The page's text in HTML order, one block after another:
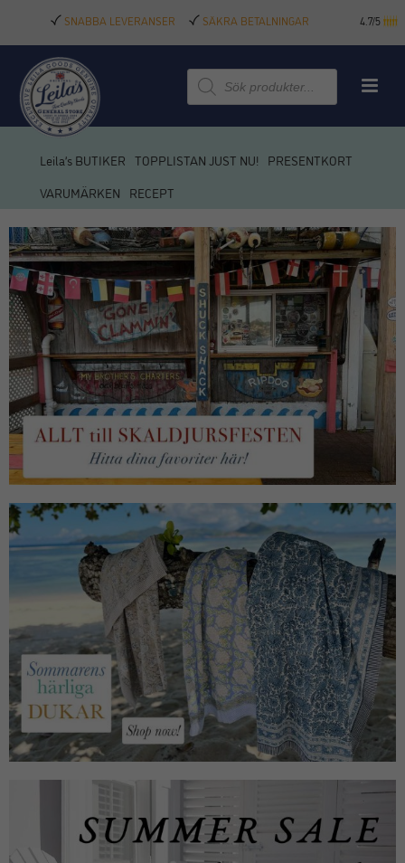
SNABBA LEVERANSER SÄKRA BETALNINGAR 4.7/5
Produktsökning
Leila’s BUTIKER TOPPLISTAN JUST NU!
PRESENTKORT
VARUMÄRKEN
RECEPT